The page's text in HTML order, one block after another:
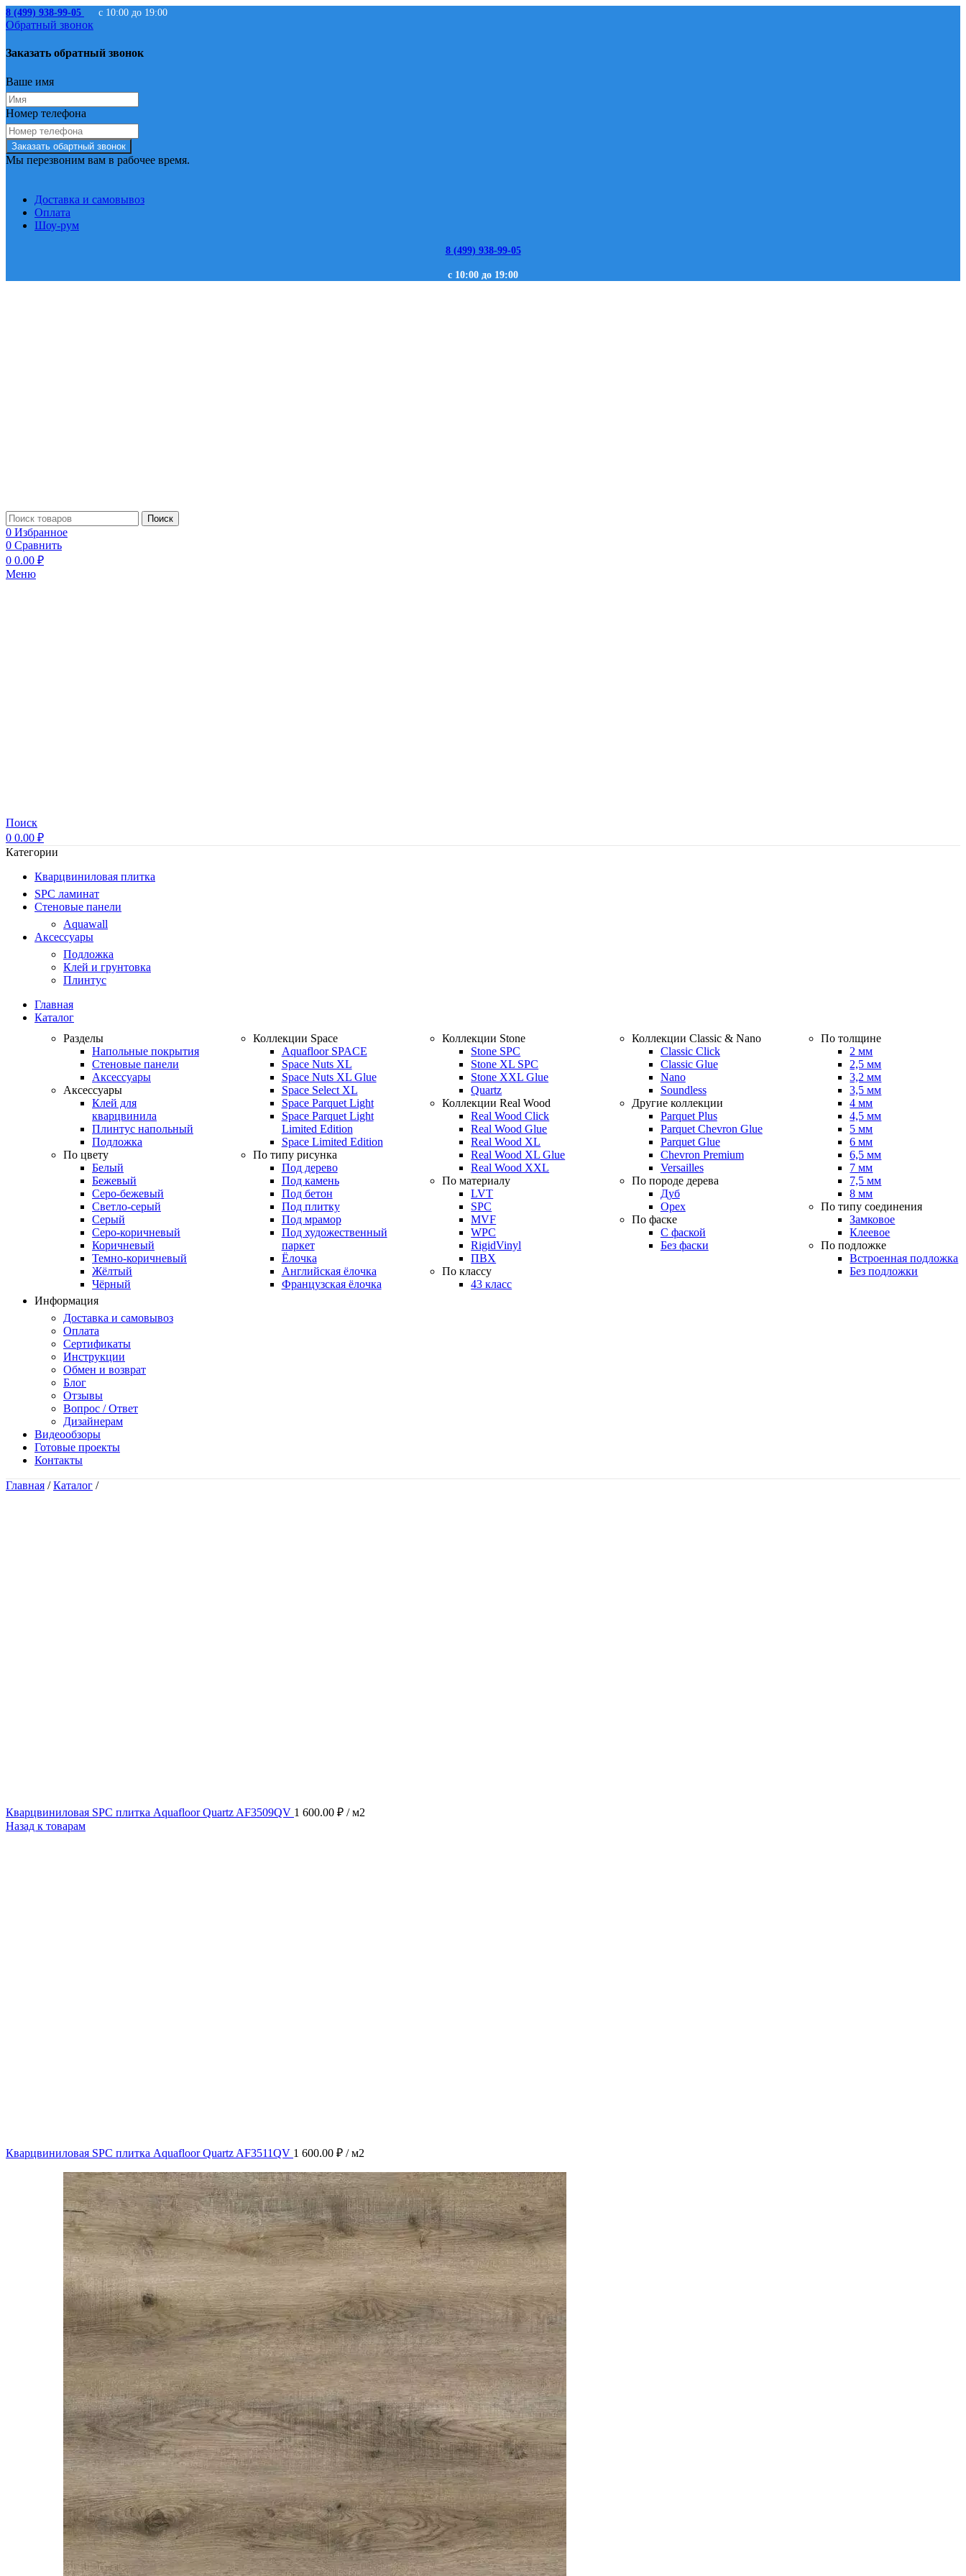
8 (499) 938-99-05 с 10:00 до 19:00
Обратный звонок
Заказать обратный звонок
Ваше имя
Номер телефона
Заказать обартный звонок
Мы перезвоним вам в рабочее время.
Доставка и самовывоз
Оплата
Шоу-рум
8 (499) 938-99-05
с 10:00 до 19:00
Поиск
0 Избранное
0 Сравнить
0 0.00 ₽
Меню
Поиск
0 0.00 ₽
Категории
Кварцвиниловая плитка
SPC ламинат
Стеновые панели
Aquawall
Аксессуары
Подложка
Клей и грунтовка
Плинтус
Главная
Каталог
Разделы
Напольные покрытия
Стеновые панели
Аксессуары
Аксессуары
Клей для
кварцвинила
Плинтус напольный
Подложка
По цвету
Белый
Бежевый
Серо-бежевый
Светло-серый
Серый
Серо-коричневый
Коричневый
Темно-коричневый
Жёлтый
Чёрный
Коллекции Space
Aquafloor SPACE
Space Nuts XL
Space Nuts XL Glue
Space Select XL
Space Parquet Light
Space Parquet Light
Limited Edition
Space Limited Edition
По типу рисунка
Под дерево
Под камень
Под бетон
Под плитку
Под мрамор
Под художественный
паркет
Ёлочка
Английская ёлочка
Французская ёлочка
Коллекции Stone
Stone SPC
Stone XL SPC
Stone XXL Glue
Quartz
Коллекции Real Wood
Real Wood Click
Real Wood Glue
Real Wood XL
Real Wood XL Glue
Real Wood XXL
По материалу
LVT
SPC
MVF
WPC
RigidVinyl
ПВХ
По классу
43 класс
Коллекции Classic & Nano
Classic Click
Classic Glue
Nano
Soundless
Другие коллекции
Parquet Plus
Parquet Chevron Glue
Parquet Glue
Chevron Premium
Versailles
По породе дерева
Дуб
Орех
По фаске
С фаской
Без фаски
По толщине
2 мм
2,5 мм
3,2 мм
3,5 мм
4 мм
4,5 мм
5 мм
6 мм
6,5 мм
7 мм
7,5 мм
8 мм
По типу соединения
Замковое
Клеевое
По подложке
Встроенная подложка
Без подложки
Информация
Доставка и самовывоз
Оплата
Сертификаты
Инструкции
Обмен и возврат
Блог
Отзывы
Вопрос / Ответ
Дизайнерам
Видеообзоры
Готовые проекты
Контакты
Главная /Каталог /
Кварцвиниловая SPC плитка Aquafloor Quartz AF3509QV 1 600.00 ₽ / м2
Назад к товарам
Кварцвиниловая SPC плитка Aquafloor Quartz AF3511QV 1 600.00 ₽ / м2